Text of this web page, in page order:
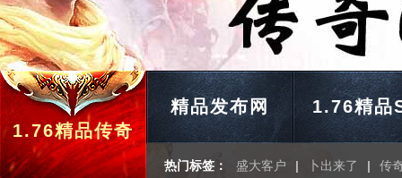
1.76精品传奇
精品发布网 1.76精品
热门标签： 盛大客户 | 卜出来了 | 传